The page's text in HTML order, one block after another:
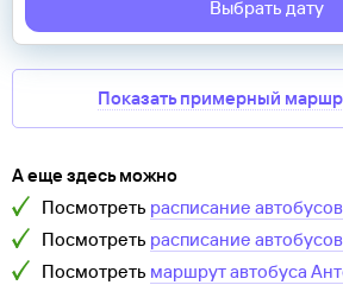
Выбрать дату
Показать примерный
А еще здесь можно
Посмотреть расписание автобусов
Посмотреть расписание автобусов
Посмотреть маршрут автобуса